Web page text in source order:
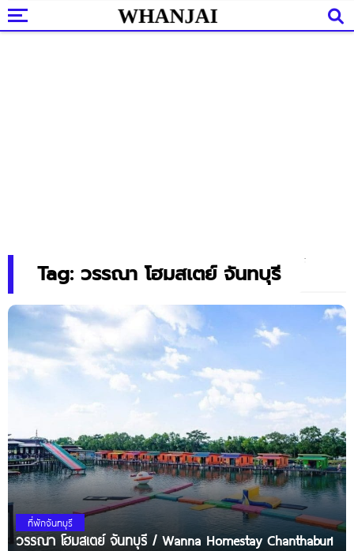
Tag: วรรณา โฮมสเตย์​ จันทบุรี
ที่พักจันทบุรี
วรรณา โฮมสเตย์​ จันทบุรี / Wanna Homestay Chanthaburi